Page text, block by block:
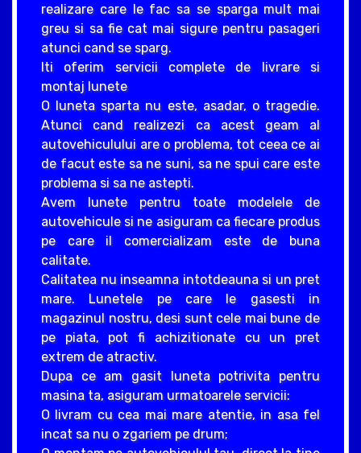
realizare care le fac sa se sparga mult mai
greu si sa fie cat mai sigure pentru pasageri
atunci cand se sparg.
Iti oferim servicii complete de livrare si
montaj lunete
O luneta sparta nu este, asadar, o tragedie.
Atunci cand realizezi ca acest geam al
autovehiculului are o problema, tot ceea ce ai
de facut este sa ne suni, sa ne spui care este
problema si sa ne astepti.
Avem lunete pentru toate modelele de
autovehicule si ne asiguram ca fiecare produs
pe care il comercializam este de buna
calitate.
Calitatea nu inseamna intotdeauna si un pret
mare. Lunetele pe care le gasesti in
magazinul nostru, desi sunt cele mai bune de
pe piata, pot fi achizitionate cu un pret
extrem de atractiv.
Dupa ce am gasit luneta potrivita pentru
masina ta, asiguram urmatoarele servicii:
O livram cu cea mai mare atentie, in asa fel
incat sa nu o zgariem pe drum;